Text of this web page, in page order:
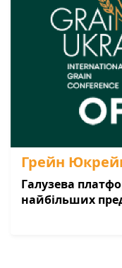
Грейн
Галузева
найбільших